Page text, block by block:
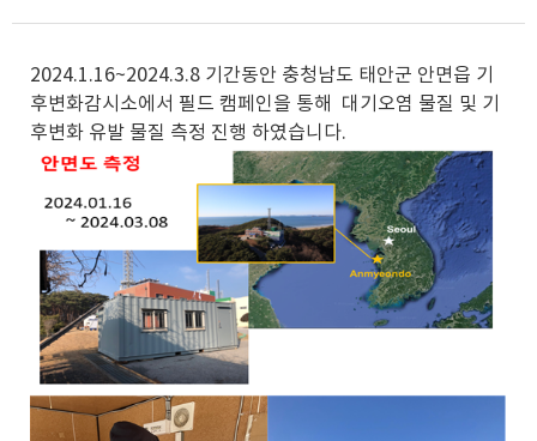
2024.1.16~2024.3.8 기간동안 충청남도 태안군 안면읍 기
후변화감시소에서 필드 캠페인을 통해 대기오염 물질 및 기
후변화 유발 물질 측정 진행 하였습니다.